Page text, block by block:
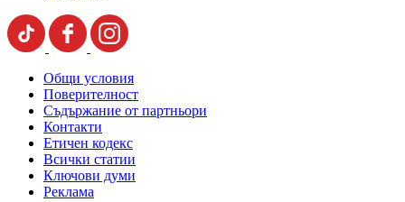
Общи условия
Поверителност
Съдържание от партньори
Контакти
Етичен кодекс
Всички статии
Ключови думи
Реклама